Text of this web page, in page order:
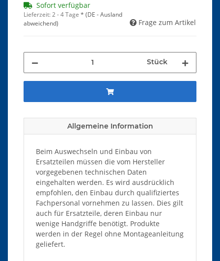
Sofort verfügbar
Lieferzeit:2 - 4 Tage * (DE - Ausland
abweichend)
Frage zum Artikel
Stück
Allgemeine Information
Beim Auswechseln und Einbau von
Ersatzteilen müssen die vom Hersteller
vorgegebenen technischen Daten
eingehalten werden. Es wird ausdrücklich
empfohlen, den Einbau durch qualifiziertes
Fachpersonal vornehmen zu lassen. Dies gilt
auch für Ersatzteile, deren Einbau nur
wenige Handgriffe benötigt. Produkte
werden in der Regel ohne Montageanleitung
geliefert.